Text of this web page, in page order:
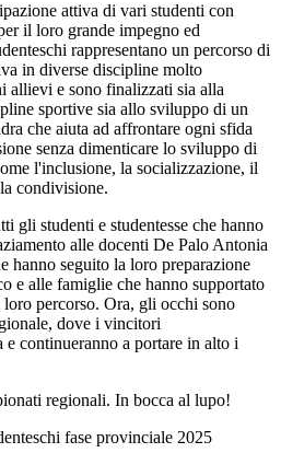
attiva di vari studenti con
il loro grande impegno ed
rappresentano un percorso di
in diverse discipline molto
allievi e sono finalizzati sia alla
sportive sia allo sviluppo di un
che aiuta ad affrontare ogni sfida
senza dimenticare lo sviluppo di
l'inclusione, la socializzazione, il
condivisione.
gli studenti e studentesse che hanno
alle docenti De Palo Antonia
hanno seguito la loro preparazione
e alle famiglie che hanno supportato
percorso. Ora, gli occhi sono
dove i vincitori
e continueranno a portare in alto i
regionali. In bocca al lupo!